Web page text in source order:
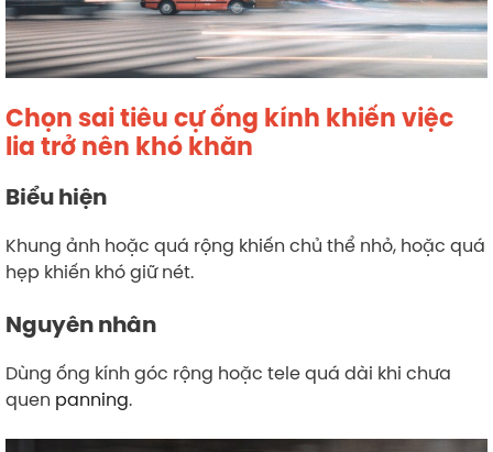
Chọn sai tiêu cự ống kính khiến việc
lia trở nên khó khăn
Biểu hiện
Khung ảnh hoặc quá rộng khiến chủ thể nhỏ, hoặc quá
hẹp khiến khó giữ nét.
Nguyên nhân
Dùng ống kính góc rộng hoặc tele quá dài khi chưa
quen panning.